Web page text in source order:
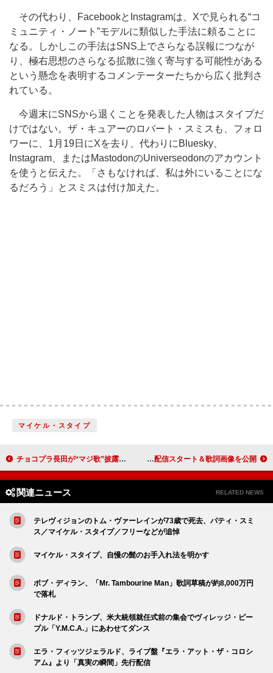
その代わり、FacebookとInstagramは、Xで見られる“コ
ミュニティ・ノート”モデルに類似した手法に頼ることに
なる。しかしこの手法はSNS上でさらなる誤報につなが
り、極右思想のさらなる拡散に強く寄与する可能性がある
という懸念を表明するコメンテーターたちから広く批判さ
れている。
今週末にSNSから退くことを発表した人物はスタイプだ
けではない。ザ・キュアーのロバート・スミスも、フォロ
ワーに、1月19日にXを去り、代わりにBluesky、
Instagram、またはMastodonのUniverseodonのアカウント
を使うと伝えた。「さもなければ、私は外にいることにな
るだろう」とスミスは付け加えた。
マイケル・スタイプ
チョコプラ長田が“マジ歌”披露、「洋服の青山」新CMでフレッシャーズ応援ソングを熱唱 羊文学、初の月9ドラマ主題歌「声」配信スタート＆歌詞画像を公開
関連ニュース RELATED NEWS
テレヴィジョンのトム・ヴァーレインが73歳で死去、パティ・スミ
ス／マイケル・スタイプ／フリーなどが追悼
マイケル・スタイプ、自慢の髭のお手入れ法を明かす
ボブ・ディラン、「Mr. Tambourine Man」歌詞草稿が約8,000万円
で落札
ドナルド・トランプ、米大統領就任式前の集会でヴィレッジ・ピー
プル「Y.M.C.A.」にあわせてダンス
エラ・フィッツジェラルド、ライブ盤『エラ・アット・ザ・コロシ
アム』より「真実の瞬間」先行配信